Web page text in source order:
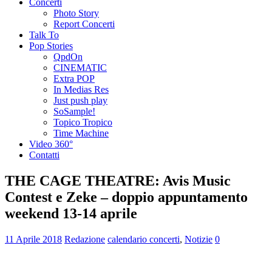
Concerti
Photo Story
Report Concerti
Talk To
Pop Stories
QpdOn
CINEMATIC
Extra POP
In Medias Res
Just push play
SoSample!
Topico Tropico
Time Machine
Video 360°
Contatti
THE CAGE THEATRE: Avis Music
Contest e Zeke – doppio appuntamento
weekend 13-14 aprile
11 Aprile 2018 Redazione calendario concerti, Notizie 0